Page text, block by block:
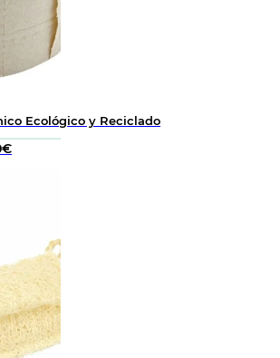
Ecológico y Reciclado
€Rango
4,70€